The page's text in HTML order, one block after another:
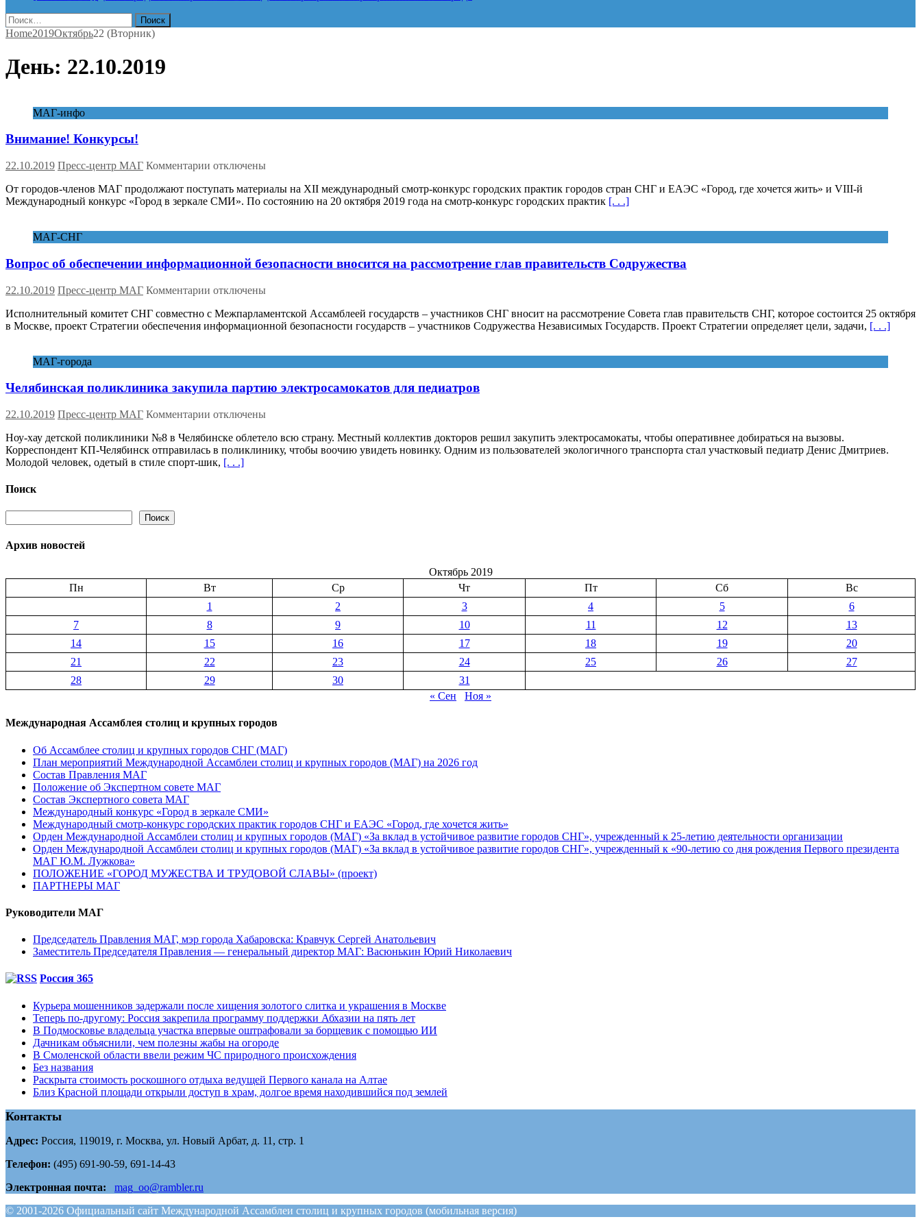
Найти:
Home2019Октябрь22 (Вторник)
День: 22.10.2019
МАГ-инфо
Внимание! Конкурсы!
22.10.2019 Пресс-центр МАГ Комментарии к
Внимание!
Конкурсы!
отключены
От городов-членов МАГ продолжают поступать материалы на XII международный смотр-конкурс городских практик городов стран СНГ и ЕАЭС «Город, где хочется жить» и VIII-й
Международный конкурс «Город в зеркале СМИ». По состоянию на 20 октября 2019 года на смотр-конкурс городских практик [. . .]
МАГ-СНГ
Вопрос об обеспечении информационной безопасности вносится на рассмотрение глав правительств Содружества
22.10.2019 Пресс-центр МАГ Комментарии к
Вопрос
об
на
глав
Содружества
отключены
Исполнительный комитет СНГ совместно с Межпарламентской Ассамблеей государств – участников СНГ вносит на рассмотрение Совета глав правительств СНГ, которое состоится 25 октября
в Москве, проект Стратегии обеспечения информационной безопасности государств – участников Содружества Независимых Государств. Проект Стратегии определяет цели, задачи, [. . .]
МАГ-города
Челябинская поликлиника закупила партию электросамокатов для педиатров
22.10.2019 Пресс-центр МАГ Комментарии к
Челябинская
поликлиника
закупила
отключены
Ноу-хау детской поликлиники №8 в Челябинске облетело всю страну. Местный коллектив докторов решил закупить электросамокаты, чтобы оперативнее добираться на вызовы.
Корреспондент КП-Челябинск отправилась в поликлинику, чтобы воочию увидеть новинку. Одним из пользователей экологичного транспорта стал участковый педиатр Денис Дмитриев.
Молодой человек, одетый в стиле спорт-шик, [. . .]
Поиск
Поиск
Архив новостей
Октябрь 2019
Пн
Вт Ср Чт Пт Сб
Вс
1
2 3 4 5
6
7
8 9 10 11 12
13
14
15 16 17 18 19
20
21
22 23 24 25 26
27
28
29 30
31
« Сен
Ноя »
Международная Ассамблея столиц и крупных городов
Об Ассамблее столиц и крупных городов СНГ (МАГ)
План мероприятий Международной Ассамблеи столиц и крупных городов (МАГ) на 2026 год
Состав Правления МАГ
Положение об Экспертном совете МАГ
Состав Экспертного совета МАГ
Международный конкурс «Город в зеркале СМИ»
Международный смотр-конкурс городских практик городов СНГ и ЕАЭС «Город, где хочется жить»
Орден Международной Ассамблеи столиц и крупных городов (МАГ) «За вклад в устойчивое развитие городов СНГ», учрежденный к 25-летию деятельности организации
Орден Международной Ассамблеи столиц и крупных городов (МАГ) «За вклад в устойчивое развитие городов СНГ», учрежденный к «90-летию со дня рождения Первого президента
МАГ Ю.М. Лужкова»
ПОЛОЖЕНИЕ «ГОРОД МУЖЕСТВА И ТРУДОВОЙ СЛАВЫ» (проект)
ПАРТНЕРЫ МАГ
Руководители МАГ
Председатель Правления МАГ, мэр города Хабаровска: Кравчук Сергей Анатольевич
Заместитель Председателя Правления — генеральный директор МАГ: Васюнькин Юрий Николаевич
Россия 365
Курьера мошенников задержали после хищения золотого слитка и украшения в Москве
Теперь по-другому: Россия закрепила программу поддержки Абхазии на пять лет
В Подмосковье владельца участка впервые оштрафовали за борщевик с помощью ИИ
Дачникам объяснили, чем полезны жабы на огороде
В Смоленской области ввели режим ЧС природного происхождения
Без названия
Раскрыта стоимость роскошного отдыха ведущей Первого канала на Алтае
Близ Красной площади открыли доступ в храм, долгое время находившийся под землей
Контакты
Адрес: Россия, 119019, г. Москва, ул. Новый Арбат, д. 11, стр. 1
Телефон: (495) 691-90-59, 691-14-43
Электронная почта:
mag_oo@rambler.ru
© 2001-2026 Официальный сайт Международной Ассамблеи столиц и крупных городов (мобильная версия)